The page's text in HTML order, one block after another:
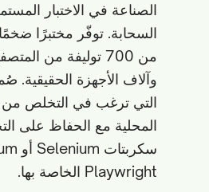
الصناعة في الاختبار
السحابة. توفّر مختبرًا
من 700 توليفة من
وآلاف الأجهزة
التي ترغب في التخلص من
المحلية مع الحفاظ على
Playwright الخاصة بها.